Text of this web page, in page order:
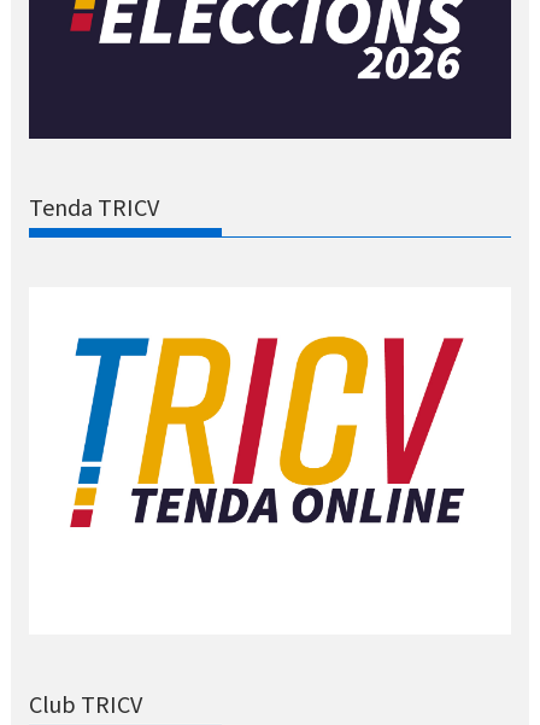
Tenda TRICV
Club TRICV